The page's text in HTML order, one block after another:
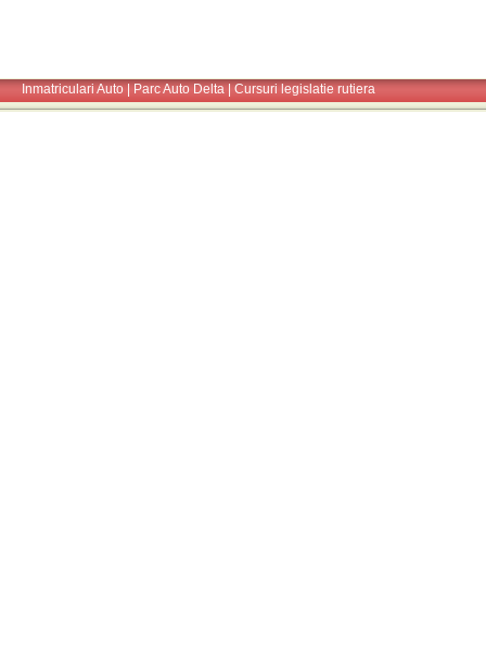
Inmatriculari Auto Parc Auto Delta Cursuri legislatie rutiera